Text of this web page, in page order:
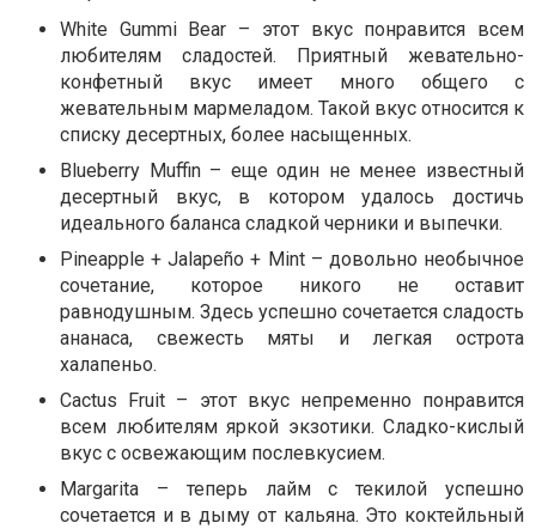
White Gummi Bear – этот вкус понравится всем
любителям сладостей. Приятный жевательно-
конфетный вкус имеет много общего с
жевательным мармеладом. Такой вкус относится к
списку десертных, более насыщенных.
Blueberry Muffin – еще один не менее известный
десертный вкус, в котором удалось достичь
идеального баланса сладкой черники и выпечки.
Pineapple + Jalapeño + Mint – довольно необычное
сочетание, которое никого не оставит
равнодушным. Здесь успешно сочетается сладость
ананаса, свежесть мяты и легкая острота
халапеньо.
Cactus Fruit – этот вкус непременно понравится
всем любителям яркой экзотики. Сладко-кислый
вкус с освежающим послевкусием.
Margarita – теперь лайм с текилой успешно
сочетается и в дыму от кальяна. Это коктейльный